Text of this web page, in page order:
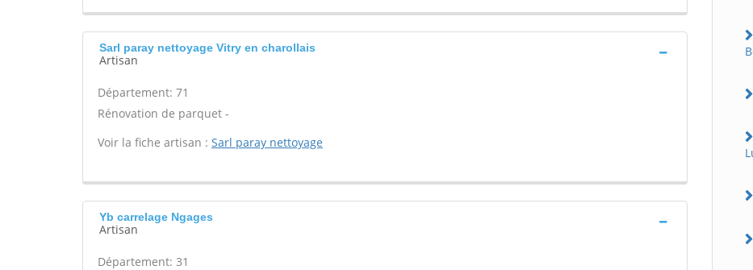
Sarl paray nettoyage Vitry en charollais
Artisan
Département: 71
Rénovation de parquet -
Voir la fiche artisan : Sarl paray nettoyage
Yb carrelage Ngages
Artisan
Département: 31